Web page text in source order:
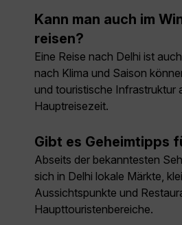
Kann man auch im
reisen?
Eine Reise nach Delhi ist
nach Klima und Saison
und touristische Infrastruktur
Hauptreisezeit.
Gibt es Geheimtipps
Abseits der bekanntesten
sich in Delhi lokale Märkte,
Aussichtspunkte und
Haupttouristenbereiche.